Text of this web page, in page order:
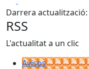
+
−
Darrera
RSS
L'actualitat a un clic
Avisos